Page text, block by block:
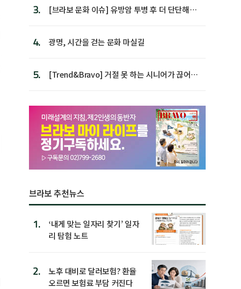
3.
[브라보 문화 이슈] 유방암 투병 후 더 단단해진
4. 광명, 시간을 걷는 문화 마실길
5.
[Trend&Bravo] 거절 못 하는 시니어가 끊어야
브라보 추천뉴스
1.
‘내게 맞는 일자리 찾기’ 일자
리 탐험 노트
2.
노후 대비로 달러보험? 환율
오르면 보험료 부담 커진다